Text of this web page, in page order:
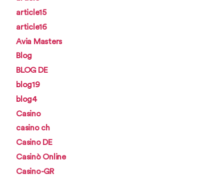
article15
article16
Avia Masters
Blog
BLOG DE
blog19
blog4
Casino
casino ch
Casino DE
Casinò Online
Casino-GR